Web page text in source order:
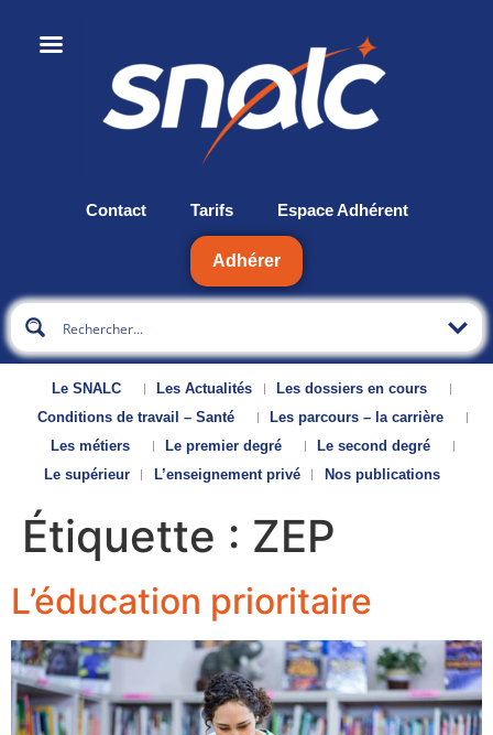
Contact Tarifs Espace Adhérent
Adhérer
Le SNALC Les Actualités
Les dossiers en cours
Conditions de travail – Santé
Les parcours – la carrière
Les métiers
Le premier degré
Le second degré
Le supérieur
L’enseignement privé Nos publications
Étiquette : ZEP
L’éducation prioritaire